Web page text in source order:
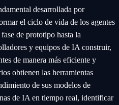
desarrollada por
el ciclo de vida de los agentes
de prototipo hasta la
y equipos de IA construir,
de manera más eficiente y
obtienen las herramientas
de sus modelos de
de IA en tiempo real, identificar